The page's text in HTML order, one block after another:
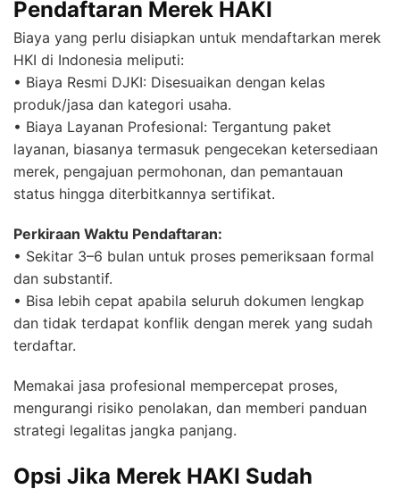
Pendaftaran Merek HAKI
Biaya yang perlu disiapkan untuk mendaftarkan merek
HKI di Indonesia meliputi:
• Biaya Resmi DJKI: Disesuaikan dengan kelas
produk/jasa dan kategori usaha.
• Biaya Layanan Profesional: Tergantung paket
layanan, biasanya termasuk pengecekan ketersediaan
merek, pengajuan permohonan, dan pemantauan
status hingga diterbitkannya sertifikat.
Perkiraan Waktu Pendaftaran:
• Sekitar 3–6 bulan untuk proses pemeriksaan formal
dan substantif.
• Bisa lebih cepat apabila seluruh dokumen lengkap
dan tidak terdapat konflik dengan merek yang sudah
terdaftar.
Memakai jasa profesional mempercepat proses,
mengurangi risiko penolakan, dan memberi panduan
strategi legalitas jangka panjang.
Opsi Jika Merek HAKI Sudah